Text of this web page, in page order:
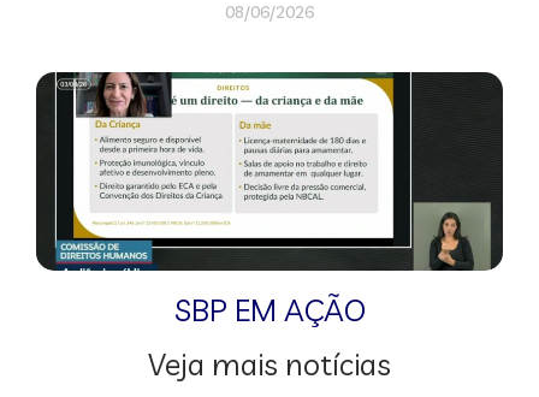
08/06/2026
SBP EM AÇÃO
Veja mais notícias